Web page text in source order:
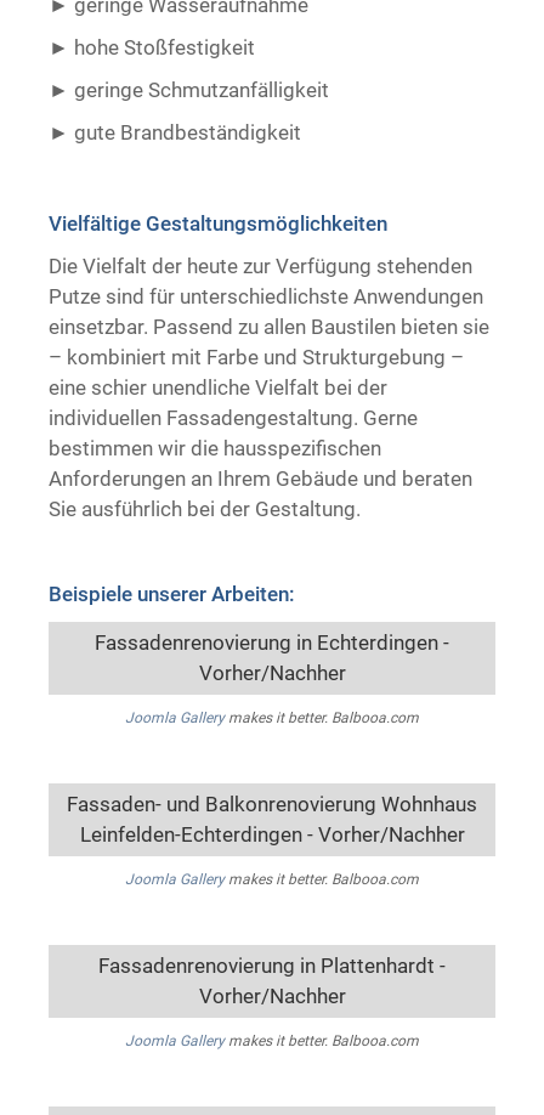
geringe Wasseraufnahme
hohe Stoßfestigkeit
geringe Schmutzanfälligkeit
gute Brandbeständigkeit ​ ​
Vielfältige Gestaltungsmöglichkeiten
Die Vielfalt der heute zur Verfügung stehenden
Putze sind für unterschiedlichste Anwendungen
einsetzbar. Passend zu allen Baustilen bieten sie
– kombiniert mit Farbe und Strukturgebung –
eine schier unendliche Vielfalt bei der
individuellen Fassadengestaltung. Gerne
bestimmen wir die hausspezifischen
Anforderungen an Ihrem Gebäude und beraten
Sie ausführlich bei der Gestaltung.
Beispiele unserer Arbeiten:
Fassadenrenovierung in Echterdingen -
Vorher/Nachher
Joomla Gallerymakes it better. Balbooa.com
Fassaden- und Balkonrenovierung Wohnhaus
Leinfelden-Echterdingen - Vorher/Nachher
Joomla Gallerymakes it better. Balbooa.com
Fassadenrenovierung in Plattenhardt -
Vorher/Nachher
Joomla Gallerymakes it better. Balbooa.com